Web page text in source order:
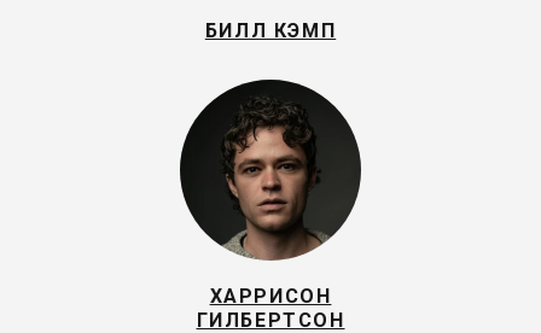
БИЛЛ КЭМП
ХАРРИСОН
ГИЛБЕРТСОН